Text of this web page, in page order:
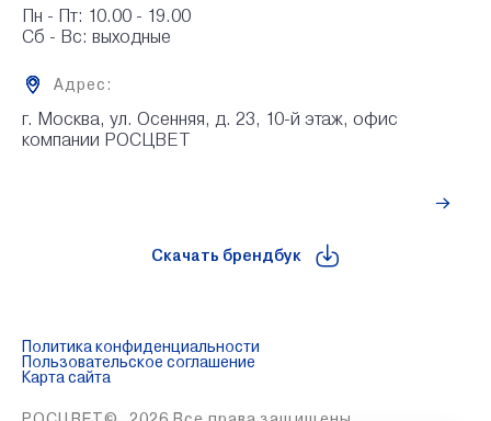
Пн - Пт: 10.00 - 19.00
Сб - Вс: выходные
Адрес:
г. Москва, ул. Осенняя, д. 23, 10-й этаж, офис
компании РОСЦВЕТ
Скачать брендбук
Политика конфиденциальности
Пользовательское соглашение
Карта сайта